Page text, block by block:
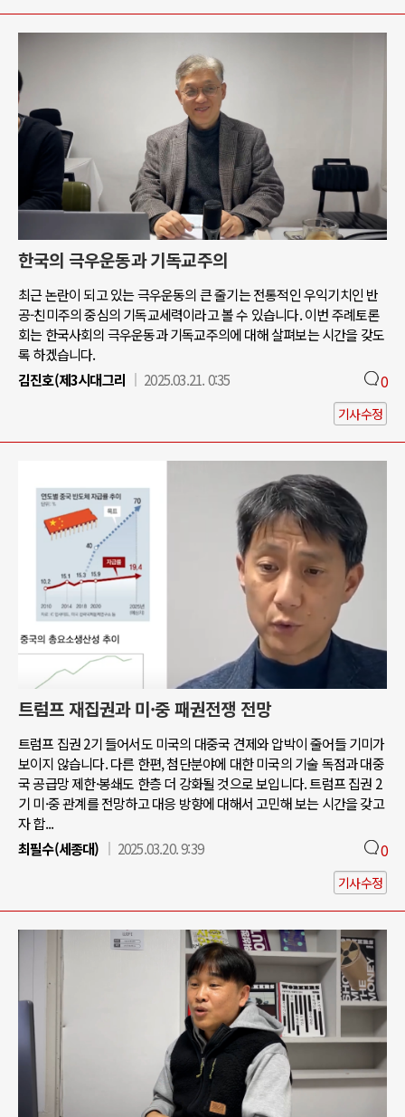
한국의 극우운동과 기독교주의
최근 논란이 되고 있는 극우운동의 큰 줄기는 전통적인 우익기치인 반
공-친미주의 중심의 기독교세력이라고 볼 수 있습니다. 이번 주례토론
회는 한국사회의 극우운동과 기독교주의에 대해 살펴보는 시간을 갖도
록 하겠습니다.
김진호(제3시대그리
2025.03.21. 0:35 0
기사수정
트럼프 재집권과 미·중 패권전쟁 전망
트럼프 집권 2기 들어서도 미국의 대중국 견제와 압박이 줄어들 기미가
보이지 않습니다. 다른 한편, 첨단분야에 대한 미국의 기술 독점과 대중
국 공급망 제한·봉쇄도 한층 더 강화될 것으로 보입니다. 트럼프 집권 2
기 미·중 관계를 전망하고 대응 방향에 대해서 고민해 보는 시간을 갖고
자 합...
최필수(세종대)
2025.03.20. 9:39 0
기사수정